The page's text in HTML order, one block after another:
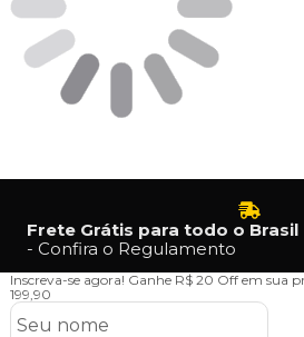
Frete Grátis para todo o Brasil
- Confira o Regulamento
Inscreva-se agora! Ganhe R$ 20 Off em sua
199,90